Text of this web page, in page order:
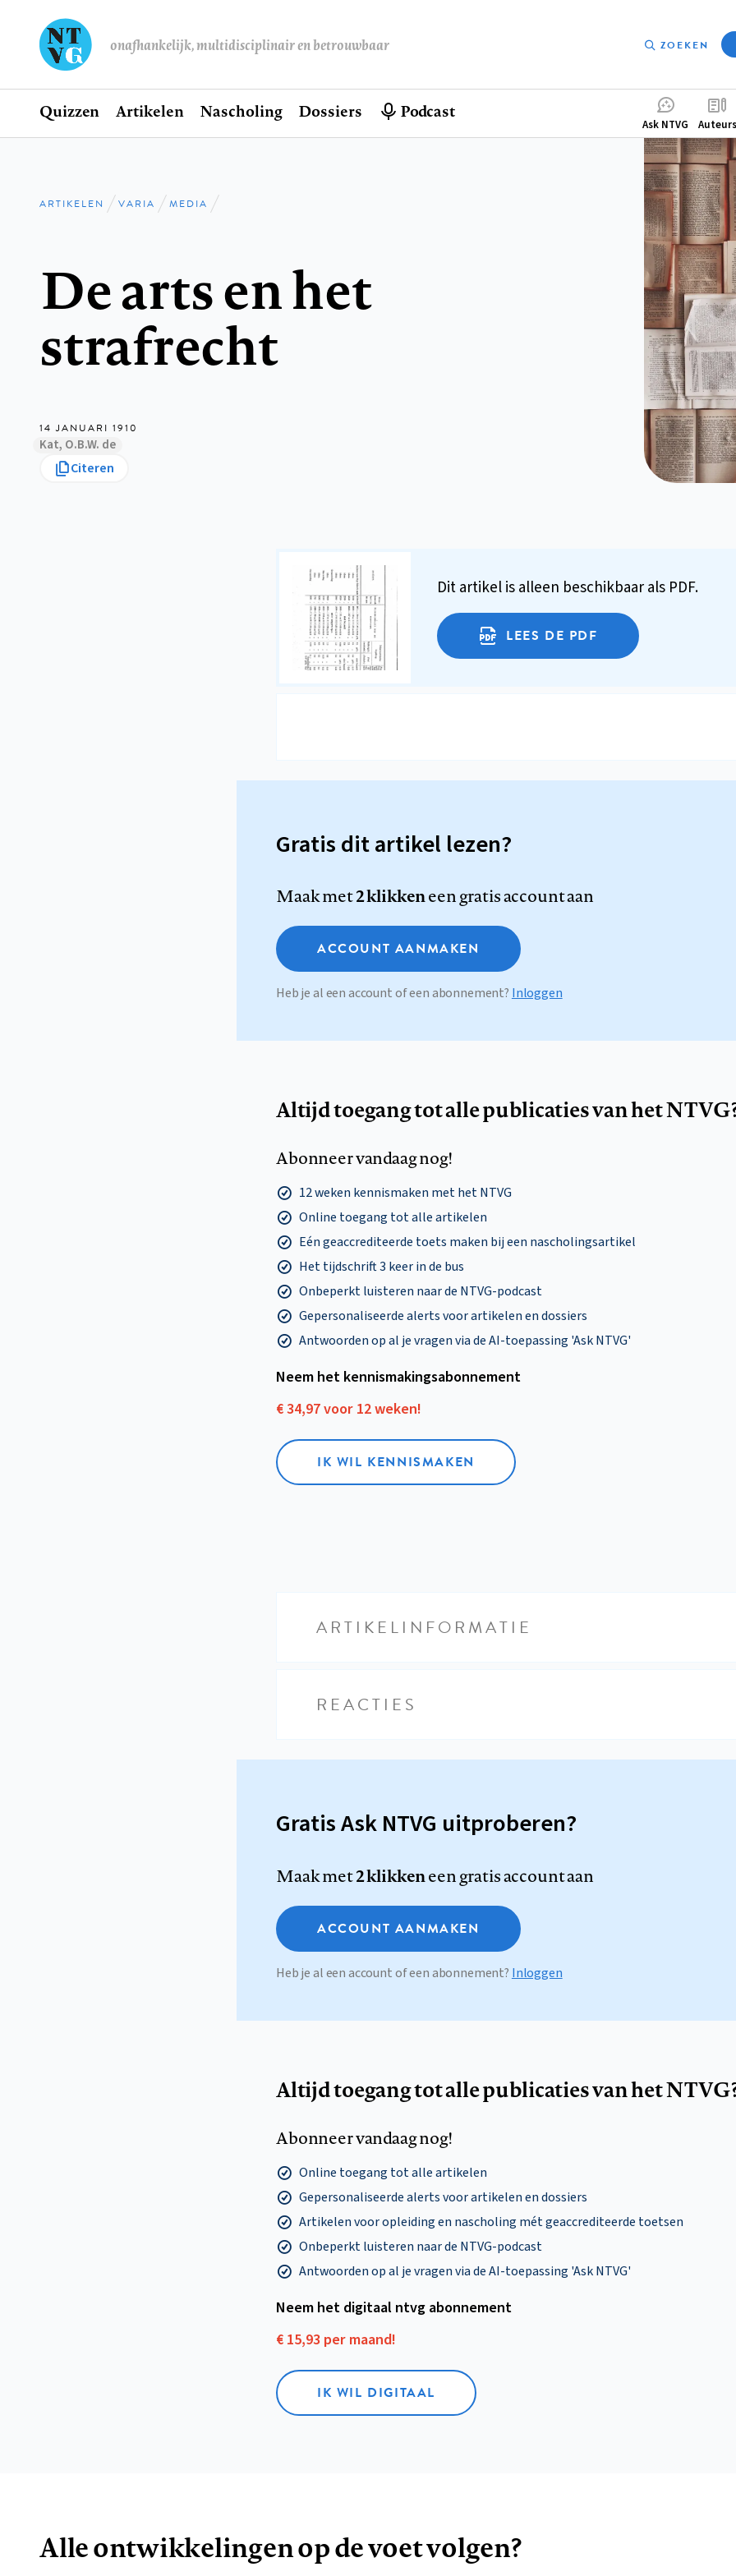
onafhankelijk, multidisciplinair en betrouwbaar ZOEKEN
Hoofdnavigatie
Home
Quizzen Artikelen Nascholing Dossiers Podcast
menu
Ask NTVG Auteurs
Kruimelpad
ARTIKELEN VARIA MEDIA
De arts en het
strafrecht
14 JANUARI 1910
Kat, O.B.W. de
Citeren
Dit artikel is alleen beschikbaar als PDF.
LEES DE PDF
Gratis dit artikel lezen?
Maak met2 klikkeneen gratis account aan
ACCOUNT AANMAKEN
Heb je al een account of een abonnement? Inloggen
Altijd toegang tot alle publicaties van het
Abonneer vandaag nog!
12 weken kennismaken met het NTVG
Online toegang tot alle artikelen
Eén geaccrediteerde toets maken bij een nascholingsartikel
Het tijdschrift 3 keer in de bus
Onbeperkt luisteren naar de NTVG-podcast
Gepersonaliseerde alerts voor artikelen en dossiers
Antwoorden op al je vragen via de AI-toepassing 'Ask NTVG'
Neem het kennismakings­abonnement
€ 34,97 voor 12 weken!
IK WIL KENNISMAKEN
ARTIKELINFORMATIE
REACTIES
Gratis Ask NTVG uitproberen?
Maak met2 klikkeneen gratis account aan
ACCOUNT AANMAKEN
Heb je al een account of een abonnement? Inloggen
Altijd toegang tot alle publicaties van het
Abonneer vandaag nog!
Online toegang tot alle artikelen
Gepersonaliseerde alerts voor artikelen en dossiers
Artikelen voor opleiding en nascholing mét geaccrediteerde toetsen
Onbeperkt luisteren naar de NTVG-podcast
Antwoorden op al je vragen via de AI-toepassing 'Ask NTVG'
Neem het digitaal ntvg abonnement
€ 15,93 per maand!
IK WIL DIGITAAL
Alle ontwikkelingen op de voet volgen?